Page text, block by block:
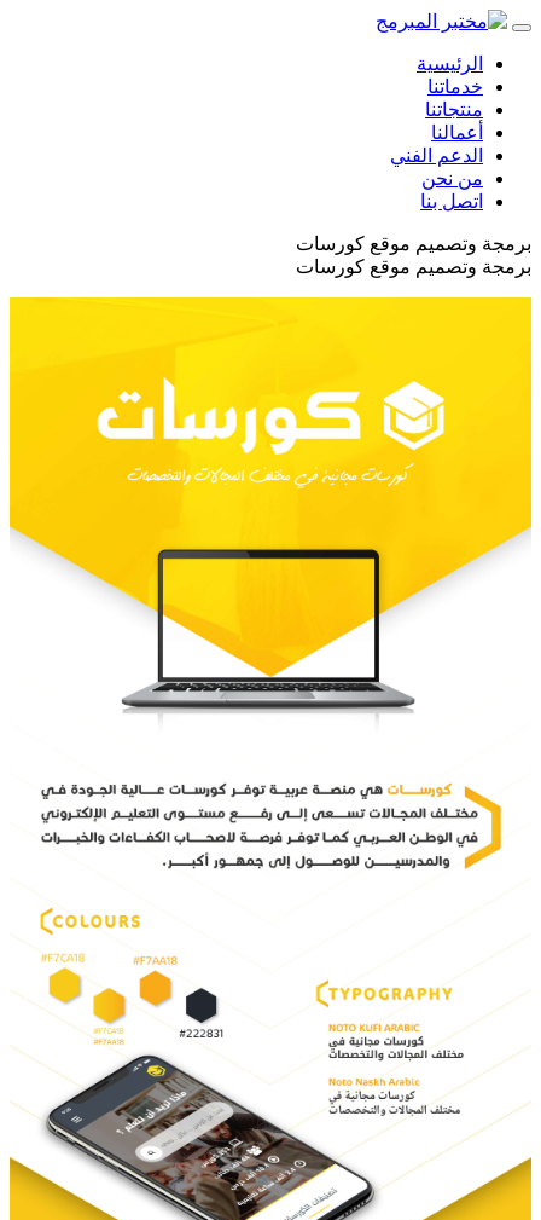
الرئيسية
خدماتنا
منتجاتنا
أعمالنا
الدعم الفني
من نحن
اتصل بنا
برمجة وتصميم موقع كورسات
برمجة وتصميم موقع كورسات